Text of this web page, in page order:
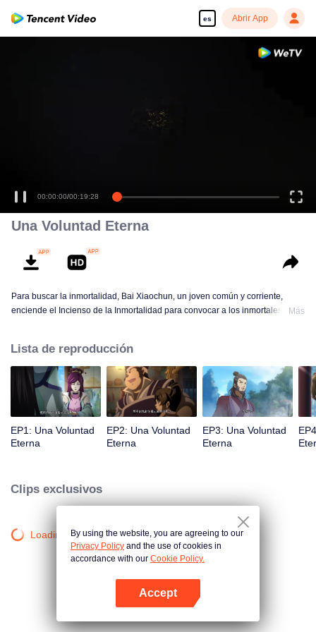
es Abrir App
Una Voluntad Eterna
Para buscar la inmortalidad, Bai Xiaochun, un joven común y corriente,
enciende el Incienso de la Inmortalidad para convocar a los inmortales. Pero
con numerosas tramas divertidas. Ven a verlo para llenar tu verano de
alegría.
Más
Lista de reproducción
EP1: Una Voluntad
Eterna
EP2: Una Voluntad
Eterna
EP3: Una Voluntad
Eterna
Clips exclusivos
Loading…By using the website, you are agreeing to our
Privacy Policy and the use of cookies in
accordance with our Cookie Policy.
Accept